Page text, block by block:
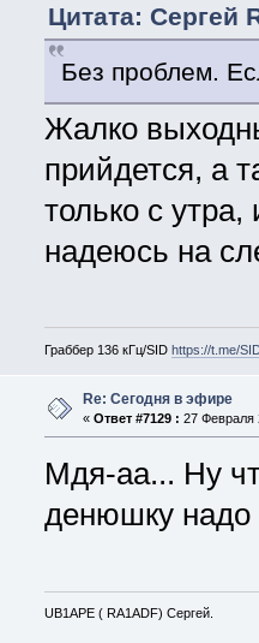
Цитата: Сергей
Без проблем.
Жалко
прийдется, а
только с
надеюсь на
Граббер 136 кГц/SID https://t.me/
Re: Сегодня в эфире
« Ответ #7129 : 27 Февраля
Мдя-аа... Ну
денюшку надо
UB1APE ( RA1ADF) Сергей.